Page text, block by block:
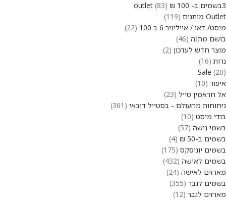
3בשמים ב- 100 ₪ outlet
83
Outlet מותגים
119
מיסט/ דאו / אייליניר 6 ב 100
22
בושם מתנה 46
מוצר חדש לעדכון 2
נרות 16
Sale 20
איפור 10
אל חראמין סייל 23
ניחוחות מהעולם - בסטייל דובאי
361
בודי מיסט 10
בשמי נישה 57
בשמים ב-50 ₪
4
בשמים יוניסקס 175
בשמים לאישה 432
מארזים לאישה 24
בשמים לגבר 355
מארזים לגבר 12